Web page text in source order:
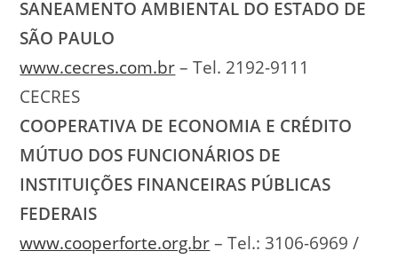
SANEAMENTO AMBIENTAL DO ESTADO DE
SÃO PAULO
www.cecres.com.br – Tel. 2192-9111
CECRES
COOPERATIVA DE ECONOMIA E CRÉDITO
MÚTUO DOS FUNCIONÁRIOS DE
INSTITUIÇÕES FINANCEIRAS PÚBLICAS
FEDERAIS
www.cooperforte.org.br – Tel.: 3106-6969 /